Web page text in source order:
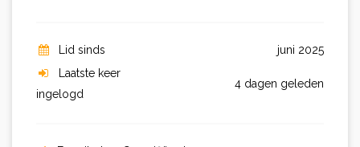
Lid sinds
juni 2025
Laatste keer
ingelogd
4 dagen geleden